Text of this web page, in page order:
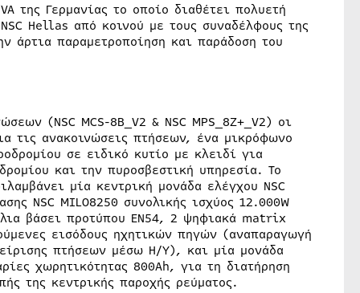
της Γερμανίας το οποίο διαθέτει πολυετή
Hellas από κοινού με τους συναδέλφους της
άρτια παραμετροποίηση και παράδοση του
(NSC MCS-8B_V2 & NSC MPS_8Z+_V2) οι
τις ανακοινώσεις πτήσεων, ένα μικρόφωνο
σε ειδικό κυτίο με κλειδί για
και την πυροσβεστική υπηρεσία. Το
μία κεντρική μονάδα ελέγχου NSC
NSC MILO8250 συνολικής ισχύος 12.000W
βάσει προτύπου ΕΝ54, 2 ψηφιακά matrix
εισόδους ηχητικών πηγών (αναπαραγωγή
πτήσεων μέσω Η/Υ), και μία μονάδα
χωρητικότητας 800Ah, για τη διατήρηση
της κεντρικής παροχής ρεύματος.